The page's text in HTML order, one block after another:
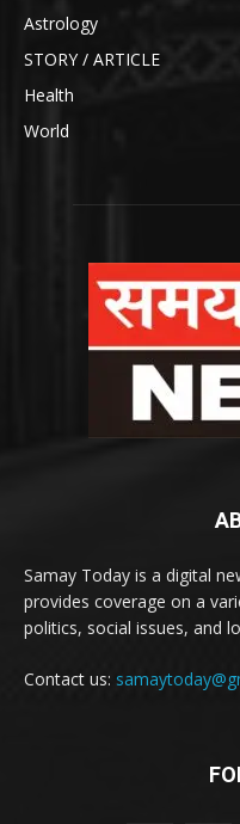
Astrology
STORY / ARTICLE
Health
World
Samay Today is a digital
provides coverage on a
politics, social issues, and
Contact us: